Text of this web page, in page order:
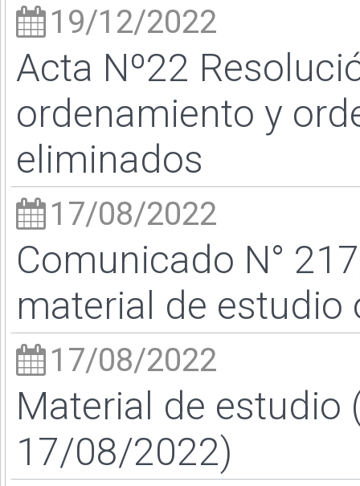
19/12/2022
Acta Nº22
ordenamiento y
eliminados
17/08/2022
Comunicado N°
material de estudio
17/08/2022
Material de estudio
17/08/2022)